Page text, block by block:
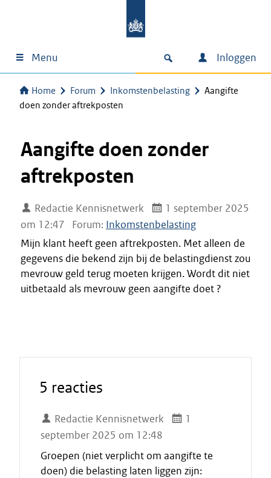
Menu Inloggen
Home Forum Inkomstenbelasting
Aangifte
doen zonder aftrekposten
Aangifte doen zonder
aftrekposten
Redactie Kennisnetwerk
1 september 2025
om 12:47
Forum: Inkomstenbelasting
Mijn klant heeft geen aftrekposten. Met alleen de
gegevens die bekend zijn bij de belastingdienst zou
mevrouw geld terug moeten krijgen. Wordt dit niet
uitbetaald als mevrouw geen aangifte doet ?
5 reacties
Redactie Kennisnetwerk
1
september 2025 om 12:48
Groepen (niet verplicht om aangifte te
doen) die belasting laten liggen zijn: